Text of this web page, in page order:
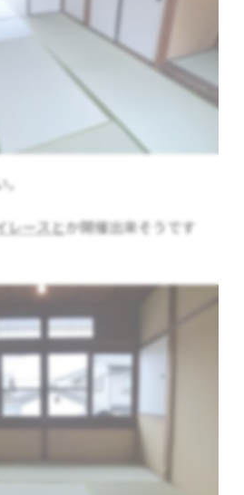
レースとか開催出来そうです